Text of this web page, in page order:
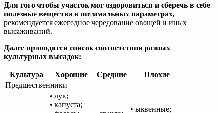
Для того чтобы участок мог оздоровиться и сберечь в себе
полезные вещества в оптимальных параметрах,
рекомендуется ежегодное чередование овощей и иных
высаживаний.
Далее приводится список соответствия разных
культурных высадок:
Культура Хорошие Средние
Плохие
Предшественники
• лук;
• капуста;
• ыквенные;